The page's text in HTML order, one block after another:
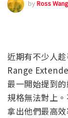
byRoss Wang
近期有不少人
Range
最一開始提到
規格無法對上
拿出他們最高